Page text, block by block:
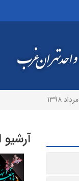
مرداد ۱۳۹۸
آرشیو